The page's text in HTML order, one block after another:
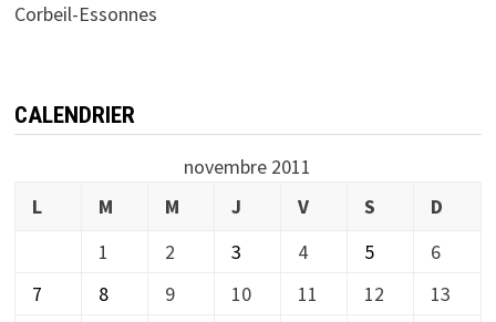
Corbeil-Essonnes
CALENDRIER
novembre 2011
L
M M J V S
D
1
2 3 4 5
6
7
8 9 10 11 12
13